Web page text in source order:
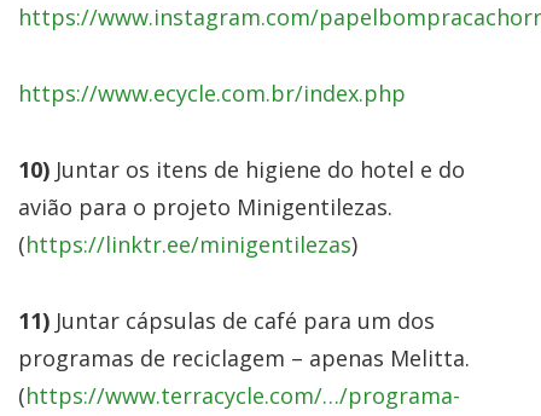
https://www.instagram.com/
https://www.ecycle.com.br/index.php
10) Juntar os itens de higiene do hotel e do
avião para o projeto Minigentilezas.
(https://linktr.ee/minigentilezas)
11) Juntar cápsulas de café para um dos
programas de reciclagem – apenas Melitta.
(https://www.terracycle.com/…/programa-